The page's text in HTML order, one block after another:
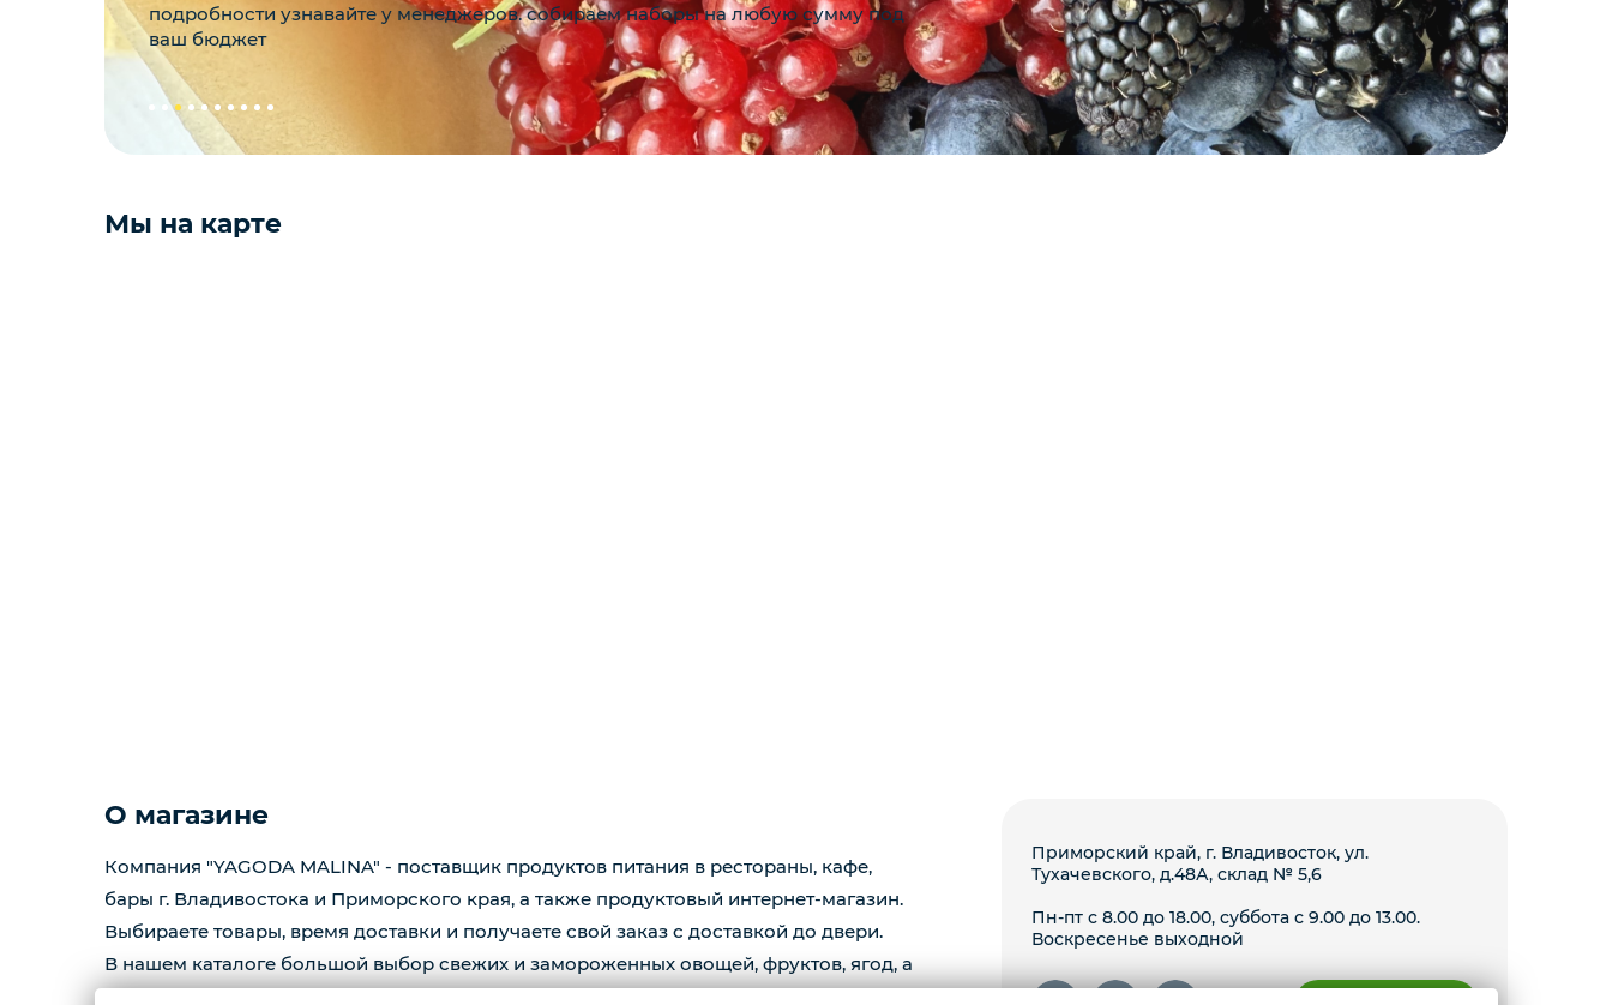
Подарочные наборы из ягод и
Ингредиенты для кондитеров
подробности узнавайте у менеджеров. собираем наборы на любую сумму под
ваш бюджет
Мы на карте
О магазине
Компания "YAGODA MALINA" - поставщик продуктов питания в рестораны, кафе,
бары г. Владивостока и Приморского края, а также продуктовый интернет-магазин.
Выбираете товары, время доставки и получаете свой заказ с доставкой до двери.
В нашем каталоге большой выбор свежих и замороженных овощей, фруктов, ягод, а
также много полезного для вас !
Приморский край, г. Владивосток, ул.
Тухачевского, д.48А, склад № 5,6
Пн-пт с 8.00 до 18.00, суббота с 9.00 до 13.00.
Воскресенье выходной